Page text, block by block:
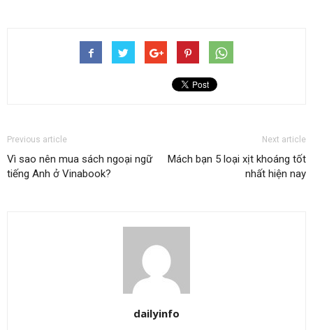
Previous article
Vì sao nên mua sách ngoại ngữ
tiếng Anh ở Vinabook?
Next article
Mách bạn 5 loại xịt khoáng tốt
nhất hiện nay
dailyinfo